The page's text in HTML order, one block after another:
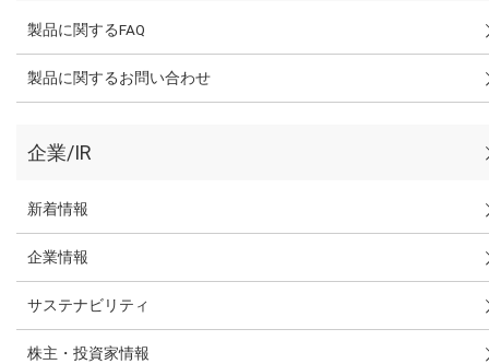
製品に関するFAQ
製品に関するお問い合わせ
企業/IR
新着情報
企業情報
サステナビリティ
株主・投資家情報